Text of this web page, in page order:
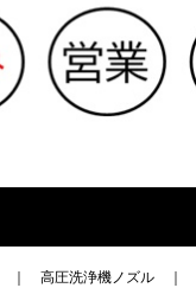
高圧洗浄機ノズル